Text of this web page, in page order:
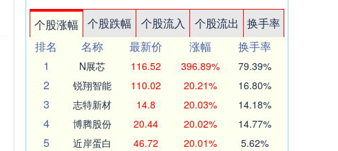
个股涨幅 个股跌幅 个股流入 个股流出
换手率
排名
名称 最新价 涨幅
换手率
1
N展芯 116.52 396.89% 79.39%
2 锐翔智能 110.02 20.21% 16.80%
3 志特新材 14.8 20.03% 14.18%
4 博腾股份 20.44 20.02% 14.77%
5 近岸蛋白 46.72 20.01% 5.62%